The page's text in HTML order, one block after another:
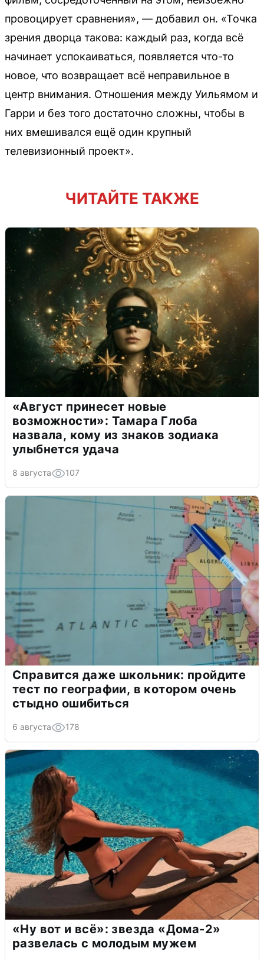
провоцирует сравнения», — добавил он. «Точка
зрения дворца такова: каждый раз, когда всё
начинает успокаиваться, появляется что-то
новое, что возвращает всё неправильное в
центр внимания. Отношения между Уильямом и
Гарри и без того достаточно сложны, чтобы в
них вмешивался ещё один крупный
телевизионный проект».
ЧИТАЙТЕ ТАКЖЕ
«Август принесет новые
возможности»: Тамара Глоба
назвала, кому из знаков зодиака
улыбнется удача
8 августа 107
Справится даже школьник: пройдите
тест по географии, в котором очень
стыдно ошибиться
6 августа 178
«Ну вот и всё»: звезда «Дома-2»
развелась с молодым мужем